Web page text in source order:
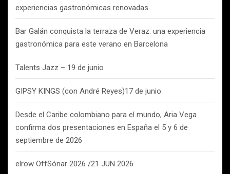
experiencias gastronómicas renovadas
Bar Galán conquista la terraza de Veraz: una experiencia
gastronómica para este verano en Barcelona
Talents Jazz – 19 de junio
GIPSY KINGS (con André Reyes)17 de junio
Desde el Caribe colombiano para el mundo, Aria Vega
confirma dos presentaciones en España el 5 y 6 de
septiembre de 2026
elrow OffSónar 2026 /21 JUN 2026